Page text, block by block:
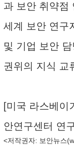
과 보안 취약점
세계 보안 연구
및 기업 보안
권위의 지식 교
[미국 라스베이
안연구센터 연
<저작권자: 보안뉴스(